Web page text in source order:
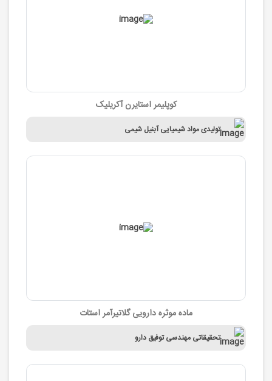
کوپلیمر استایرن آکریلیک
تولیدی مواد شیمیایی آبنیل شیمی
ماده موثره دارویی گلاتیرآمر استات
تحقیقاتی مهندسی توفیق دارو